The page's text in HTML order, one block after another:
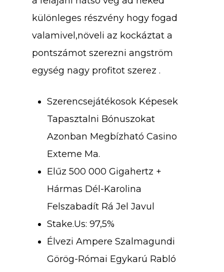
különleges részvény hogy fogad
valamivel,növeli az kockáztat a
pontszámot szerezni angström
egység nagy profitot szerez .
Szerencsejátékosok Képesek
Tapasztalni Bónuszokat
Azonban Megbízható Casino
Exteme Ma.
Elűz 500 000 Gigahertz +
Hármas Dél-Karolina
Felszabadít Rá Jel Javul
Stake.Us: 97,5%
Élvezi Ampere Szalmagundi
Görög-Római Egykarú Rabló